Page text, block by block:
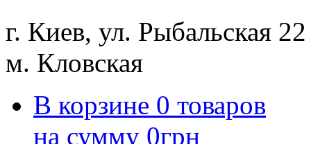
г. Киев, ул. Рыбальская 22
м. Кловская
В корзине 0 товаров
на сумму 0грн